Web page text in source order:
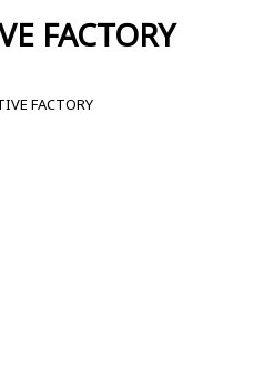
FACTORY
FACTORY